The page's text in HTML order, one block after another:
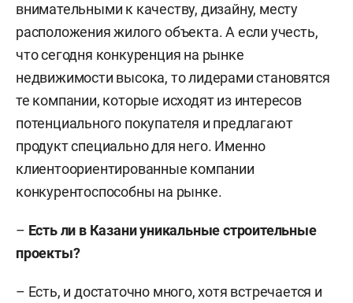
внимательными к качеству, дизайну, месту
расположения жилого объекта. А если учесть,
что сегодня конкуренция на рынке
недвижимости высока, то лидерами становятся
те компании, которые исходят из интересов
потенциального покупателя и предлагают
продукт специально для него. Именно
клиентоориентированные компании
конкурентоспособны на рынке.
– Есть ли в Казани уникальные строительные
проекты?
– Есть, и достаточно много, хотя встречается и